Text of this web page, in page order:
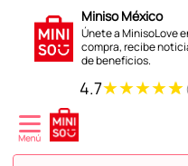
Miniso México
Únete a MinisoLove
compra, recibe
de beneficios.
4.7★★★★★
Explora más de 250 Blind